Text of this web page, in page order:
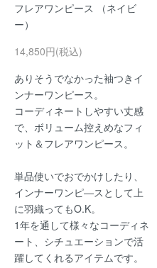
フレアワンピース （ネイビ
ー）
14,850円(税込)
ありそうでなかった袖つきイ
ンナーワンピース。
コーディネートしやすい丈感
で、ボリューム控えめなフィ
ット＆フレアワンピース。
単品使いでおでかけしたり、
インナーワンピ―スとして上
に羽織ってもO.K。
1年を通して様々なコーディネ
ート、シチュエーションで活
躍してくれるアイテムです。